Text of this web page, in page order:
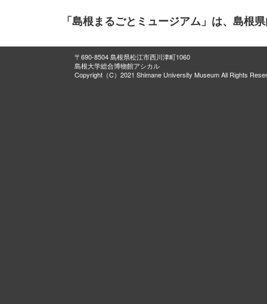
「島根まるごとミュージアム」は、島根
〒690-8504 島根県松江市西川津町1060
島根大学総合博物館アシカル
Copyright（C）2021 Shimane University Museum All Rights